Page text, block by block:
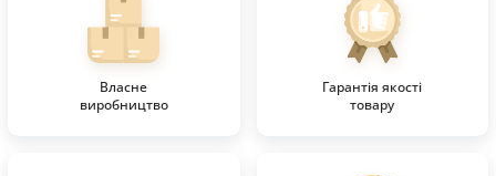
Власне
виробництво
Гарантія якості
товару